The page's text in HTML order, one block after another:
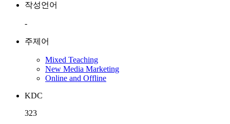
작성언어
-
주제어
Mixed Teaching
New Media Marketing
Online and Offline
KDC
323